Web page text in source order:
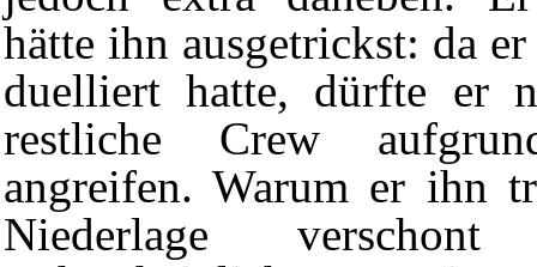
hätte ihn ausgetrickst: da
duelliert hatte, dürfte er
restliche Crew
angreifen. Warum er ihn
Niederlage